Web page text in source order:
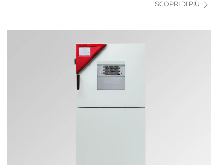
SCOPRI DI PIÙ